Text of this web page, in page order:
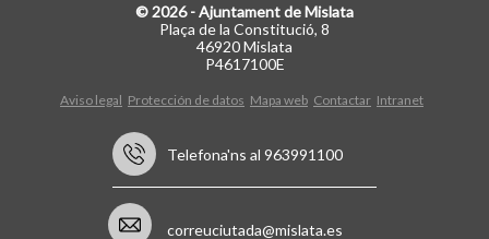
© 2026 - Ajuntament de Mislata
Plaça de la Constitució, 8
46920 Mislata
P4617100E
Aviso legal Protección de datos Mapa web Contactar Intranet
Telefona'ns al 963991100
correuciutada@mislata.es